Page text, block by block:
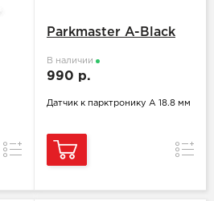
Сравнение
Parkmaster A-Black
В наличии
990 р.
Датчик к парктронику A 18.8 мм